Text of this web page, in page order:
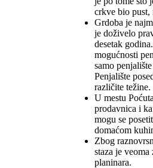
crkve bio pust,
Grdoba je
je doživelo
desetak
mogućnosti
samo
Penjalište
različite težine.
U mestu
prodavnica i
mogu se
domaćom
Zbog
staza je
planinara.